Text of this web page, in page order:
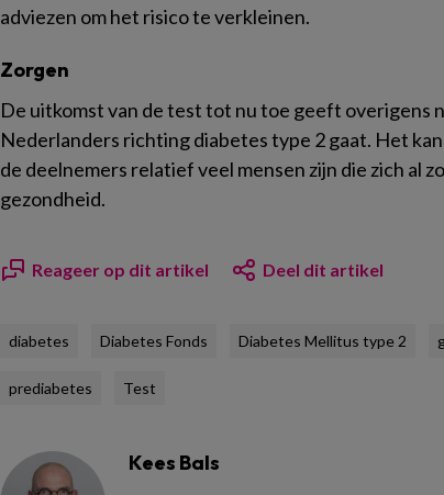
adviezen om het risico te verkleinen.
Zorgen
De uitkomst van de test tot nu toe geeft overigens
Nederlanders richting diabetes type 2 gaat. Het
de deelnemers relatief veel mensen zijn die zich al
gezondheid.
Reageer op dit artikel Deel dit artikel
diabetes Diabetes Fonds Diabetes Mellitus type 2
prediabetes Test
Kees Bals